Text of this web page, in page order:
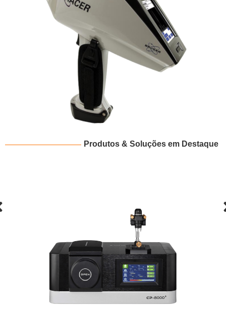
Produtos & Soluções em Destaque